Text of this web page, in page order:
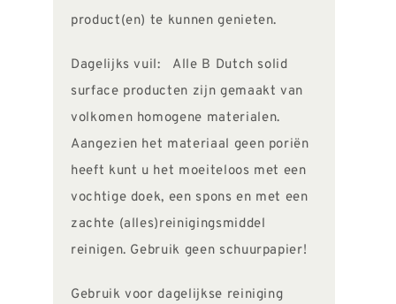
product(en) te kunnen genieten.
Dagelijks vuil: Alle B Dutch solid
surface producten zijn gemaakt van
volkomen homogene materialen.
Aangezien het materiaal geen poriën
heeft kunt u het moeiteloos met een
vochtige doek, een spons en met een
zachte (alles)reinigingsmiddel
reinigen. Gebruik geen schuurpapier!
Gebruik voor dagelijkse reiniging